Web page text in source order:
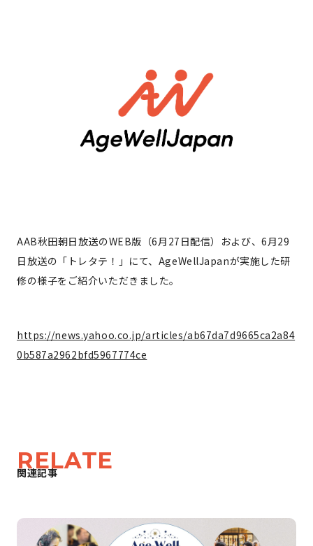
AAB秋田朝日放送のWEB版（6月27日配信）および、6月29
日放送の「トレタテ！」にて、AgeWellJapanが実施した研
修の様子をご紹介いただきました。
https://news.yahoo.co.jp/articles/ab67da7d9665ca2a84
0b587a2962bfd5967774ce
RELATE
関連記事